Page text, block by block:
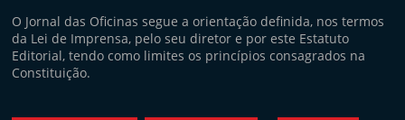
O Jornal das Oficinas segue a orientação definida, nos termos
da Lei de Imprensa, pelo seu diretor e por este Estatuto
Editorial, tendo como limites os princípios consagrados na
Constituição.